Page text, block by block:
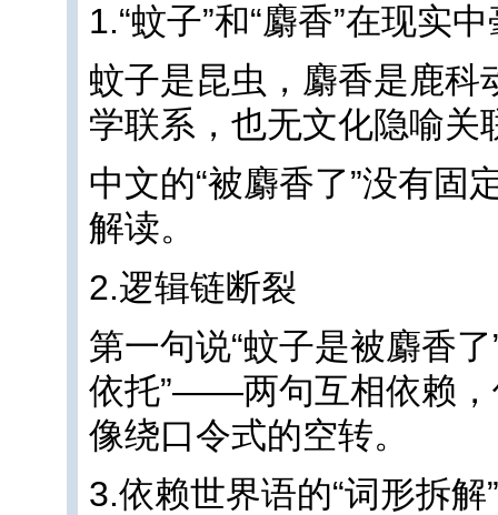
1.“蚊子”和“麝香”在现实
蚊子是昆虫，麝香是鹿科
学联系，也无文化隐喻关
中文的“被麝香了”没有固
解读。
2.逻辑链断裂
第一句说“蚊子是被麝香
依托”——两句互相依赖，
像绕口令式的空转。
3.依赖世界语的“词形拆解